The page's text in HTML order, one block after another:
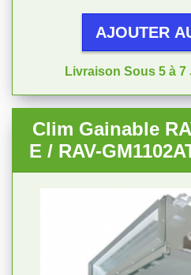
AJOUTER
Livraison Sous 5 à
Clim Gainable
E / RAV-